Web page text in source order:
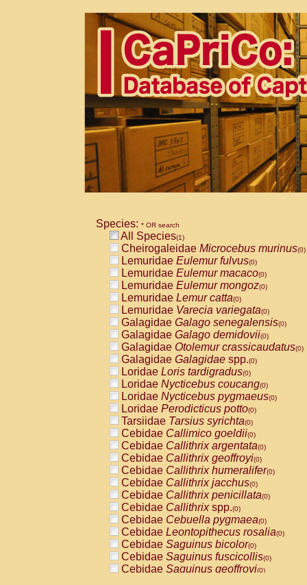
Species: * OR search
All Species(1)
Cheirogaleidae Microcebus murinus(0)
Lemuridae Eulemur fulvus(0)
Lemuridae Eulemur macaco(0)
Lemuridae Eulemur mongoz(0)
Lemuridae Lemur catta(0)
Lemuridae Varecia variegata(0)
Galagidae Galago senegalensis(0)
Galagidae Galago demidovii(0)
Galagidae Otolemur crassicaudatus(0)
Galagidae Galagidae spp.(0)
Loridae Loris tardigradus(0)
Loridae Nycticebus coucang(0)
Loridae Nycticebus pygmaeus(0)
Loridae Perodicticus potto(0)
Tarsiidae Tarsius syrichta(0)
Cebidae Callimico goeldii(0)
Cebidae Callithrix argentata(0)
Cebidae Callithrix geoffroyi(0)
Cebidae Callithrix humeralifer(0)
Cebidae Callithrix jacchus(0)
Cebidae Callithrix penicillata(0)
Cebidae Callithrixspp.(0)
Cebidae Cebuella pygmaea(0)
Cebidae Leontopithecus rosalia(0)
Cebidae Saguinus bicolor(0)
Cebidae Saguinus fuscicollis(0)
Cebidae Saguinus geoffroyi(0)